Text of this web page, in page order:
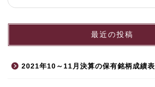
最近の投稿
2021年10～11月決算の保有銘柄成績表